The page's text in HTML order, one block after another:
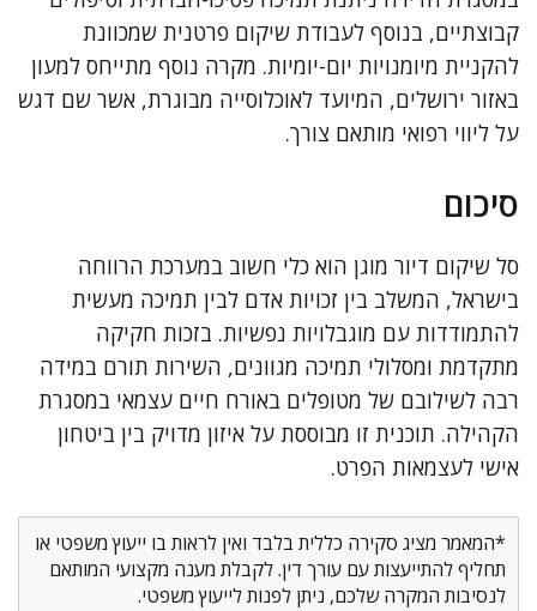
קבוצתיים, בנוסף לעבודת שיקום פרטנית שמכוונת
להקניית מיומנויות יום-יומיות. מקרה נוסף מתייחס למעון
באזור ירושלים, המיועד לאוכלוסייה מבוגרת, אשר שם דגש
על ליווי רפואי מותאם צורך.
סיכום
סל שיקום דיור מוגן הוא כלי חשוב במערכת הרווחה
בישראל, המשלב בין זכויות אדם לבין תמיכה מעשית
להתמודדות עם מוגבלויות נפשיות. בזכות חקיקה
מתקדמת ומסלולי תמיכה מגוונים, השירות תורם במידה
רבה לשילובם של מטופלים באורח חיים עצמאי במסגרת
הקהילה. תוכנית זו מבוססת על איזון מדויק בין ביטחון
אישי לעצמאות הפרט.
*המאמר מציג סקירה כללית בלבד ואין לראות בו ייעוץ משפטי או
תחליף להתייעצות עם עורך דין. לקבלת מענה מקצועי המותאם
לנסיבות המקרה שלכם, ניתן לפנות לייעוץ משפטי.